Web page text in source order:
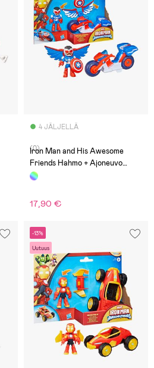
4 JÄLJELLÄ
(0)
Iron Man and His Awesome
Friends Hahmo + Ajoneuvo
Captain America
17,90 €
-13%
Uutuus